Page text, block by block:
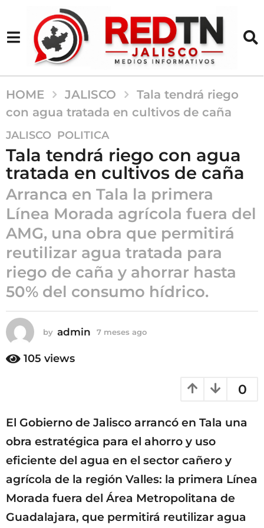
HOME JALISCO
Tala tendrá riego
con agua tratada en cultivos de caña
7
m
e
s
e
s
a
g
7
m
e
s
a
g
JALISCO ,POLITICA
Tala tendrá riego con agua
tratada en cultivos de caña
Arranca en Tala la primera
Línea Morada agrícola fuera del
AMG, una obra que permitirá
reutilizar agua tratada para
riego de caña y ahorrar hasta
50% del consumo hídrico.
by admin 7 meses ago
o
105 views
0
El Gobierno de Jalisco arrancó en Tala una
obra estratégica para el ahorro y uso
eficiente del agua en el sector cañero y
agrícola de la región Valles: la primera Línea
Morada fuera del Área Metropolitana de
Guadalajara, que permitirá reutilizar agua